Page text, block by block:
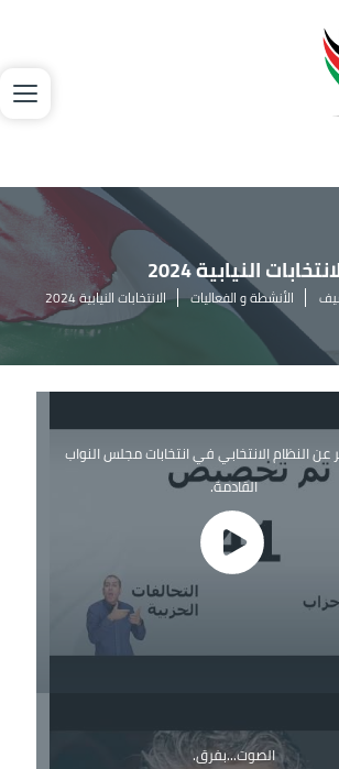
النيابية 2024
الأنشطة و الفعاليات الانتخابات النيابية 2024
عن النظام الانتخابي في انتخابات مجلس النواب
القادمة.
الصوت...بفرق.